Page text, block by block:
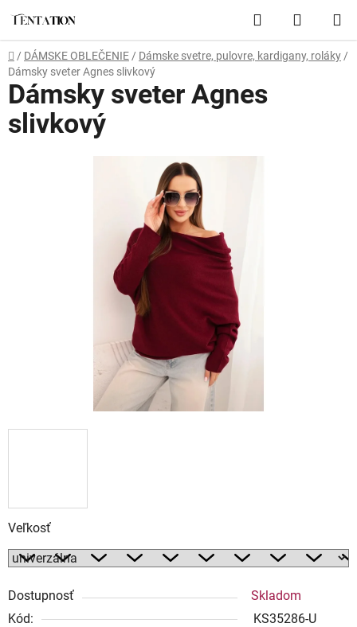
obsah
Hľadať
KOŠÍK
Domov
/ DÁMSKE OBLEČENIE / Dámske svetre, pulovre, kardigany, roláky /
Dámsky sveter Agnes slivkový
Veľkosť
Dostupnosť
Skladom
Kód:
KS35286-U
Dámsky sveter Agnes
slivkový